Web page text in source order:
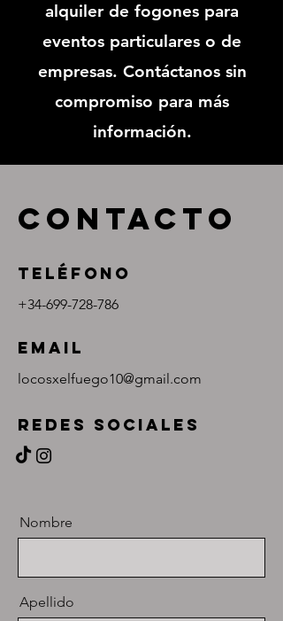
alquiler de fogones para
eventos particulares o de
empresas. Contáctanos sin
compromiso para más
información.
Contacto
Teléfono
+34-699-728-786
Email
locosxelfuego10@gmail.com
Redes sociales
Nombre
Apellido